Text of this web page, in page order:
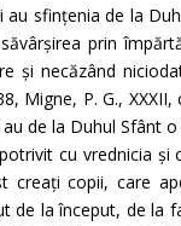
sfințenia de la
prin
și necăzând
Migne, P. G.,
de la Duhul Sfânt
cu vrednicia și
creați copii, care
de la început, de la